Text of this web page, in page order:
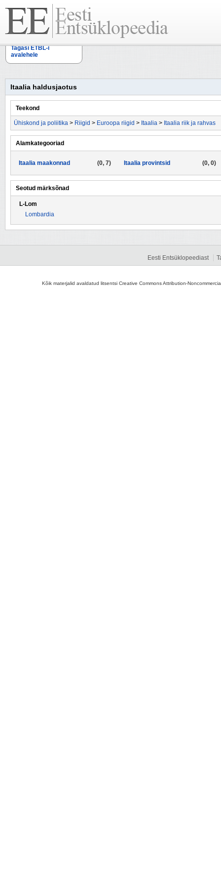
Tagasi ETBL-i
avalehele
Itaalia haldusjaotus
Teekond
Ühiskond ja poliitika > Riigid > Euroopa riigid > Itaalia > Itaalia riik ja rahvas
Alamkategooriad
(0, 7)
Itaalia maakonnad (0, 0)
Itaalia provintsid
Seotud märksõnad
L-Lom
Lombardia
Eesti Entsüklopeediast
Kõik materjalid avaldatud litsentsi Creative Commons Attribution-